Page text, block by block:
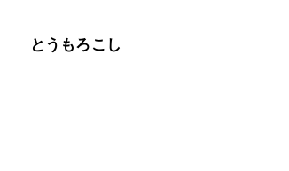
とうもろこし